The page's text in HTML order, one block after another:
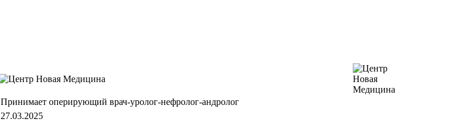
Принимает оперирующий врач-уролог-нефролог-андролог
27.03.2025